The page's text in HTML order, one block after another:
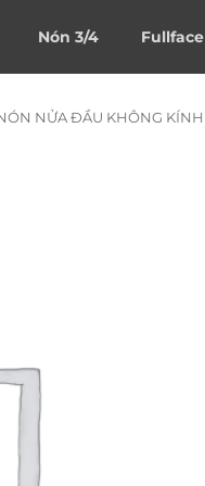
Nón 3/4 Fullface
NỬA ĐẦU KHÔNG KÍNH